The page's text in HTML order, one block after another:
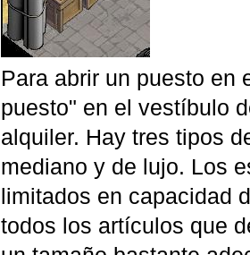
Para abrir un puesto en
puesto" en el vestíbulo
alquiler. Hay tres tipos
mediano y de lujo. Los
limitados en capacidad
todos los artículos que